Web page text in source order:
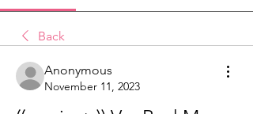
Back
Anonymous
November 11, 2023